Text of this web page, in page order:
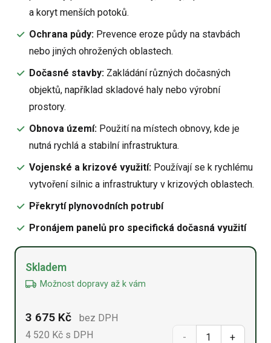
a koryt menších potoků.
Ochrana půdy: Prevence eroze půdy na stavbách
nebo jiných ohrožených oblastech.
Dočasné stavby: Zakládání různých dočasných
objektů, například skladové haly nebo výrobní
prostory.
Obnova území: Použití na místech obnovy, kde je
nutná rychlá a stabilní infrastruktura.
Vojenské a krizové využití: Používají se k rychlému
vytvoření silnic a infrastruktury v krizových oblastech.
Překrytí plynovodních potrubí
Pronájem panelů pro specifická dočasná využití
Betonový
Alternative:
Skladem
Možnost dopravy až k vám
3 675 Kč
bez DPH
4 520 Kč s DPH